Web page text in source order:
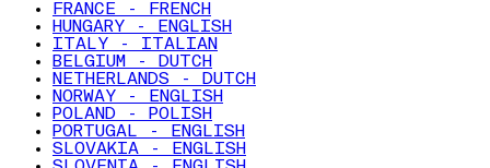
FRANCE - FRENCH
HUNGARY - ENGLISH
ITALY - ITALIAN
BELGIUM - DUTCH
NETHERLANDS - DUTCH
NORWAY - ENGLISH
POLAND - POLISH
PORTUGAL - ENGLISH
SLOVAKIA - ENGLISH